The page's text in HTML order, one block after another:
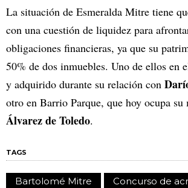
La situación de Esmeralda Mitre tiene
con una cuestión de liquidez para
obligaciones financieras, ya que su
50% de dos inmuebles. Uno de ellos en
y adquirido durante su relación con
otro en Barrio Parque, que hoy ocupa su
Álvarez de Toledo.
TAGS
Bartolomé Mitre
Concurso de